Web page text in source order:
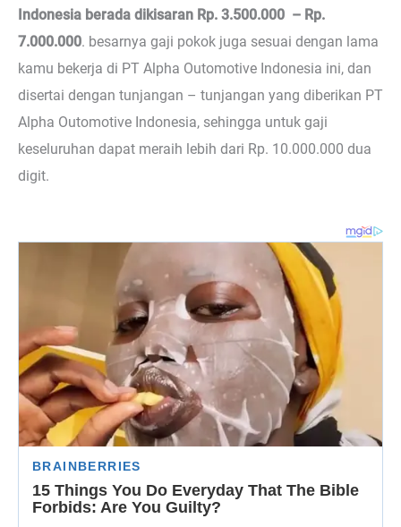
Indonesia berada dikisaran Rp. 3.500.000 – Rp.
7.000.000. besarnya gaji pokok juga sesuai dengan lama
kamu bekerja di PT Alpha Outomotive Indonesia ini, dan
disertai dengan tunjangan – tunjangan yang diberikan PT
Alpha Outomotive Indonesia, sehingga untuk gaji
keseluruhan dapat meraih lebih dari Rp. 10.000.000 dua
digit.